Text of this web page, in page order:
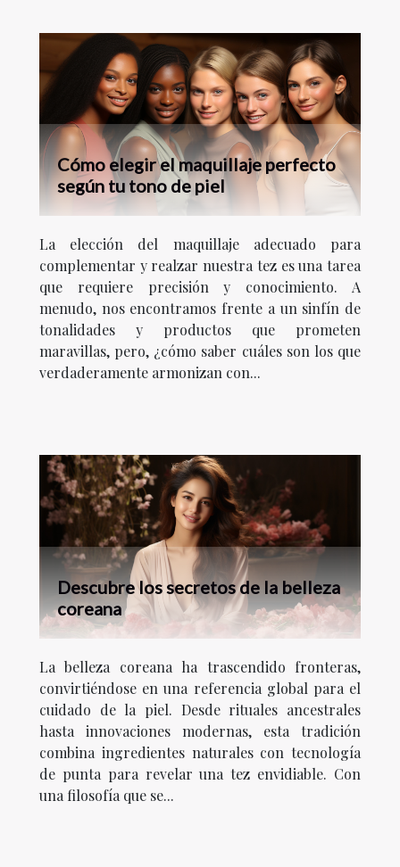
Cómo elegir el maquillaje perfecto
según tu tono de piel
La elección del maquillaje adecuado para
complementar y realzar nuestra tez es una tarea
que requiere precisión y conocimiento. A
menudo, nos encontramos frente a un sinfín de
tonalidades y productos que prometen
maravillas, pero, ¿cómo saber cuáles son los que
verdaderamente armonizan con...
Descubre los secretos de la belleza
coreana
La belleza coreana ha trascendido fronteras,
convirtiéndose en una referencia global para el
cuidado de la piel. Desde rituales ancestrales
hasta innovaciones modernas, esta tradición
combina ingredientes naturales con tecnología
de punta para revelar una tez envidiable. Con
una filosofía que se...